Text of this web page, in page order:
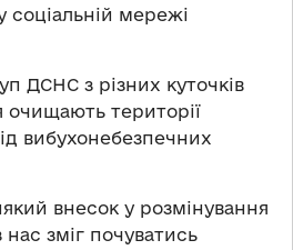
соціальній мережі
ДСНС з різних куточків
території
вибухонебезпечних
внесок у розмінування
зміг почуватись